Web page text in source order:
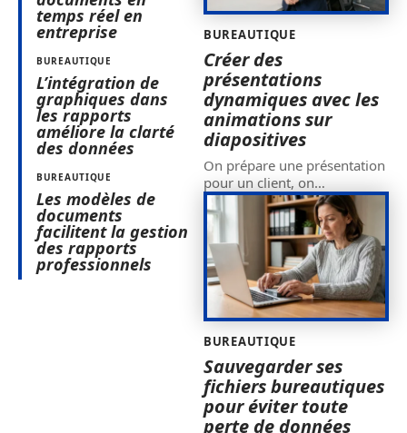
temps réel en
entreprise
BUREAUTIQUE
L’intégration de
graphiques dans
les rapports
améliore la clarté
des données
BUREAUTIQUE
Les modèles de
documents
facilitent la gestion
des rapports
professionnels
BUREAUTIQUE
Créer des
présentations
dynamiques avec les
animations sur
diapositives
On prépare une présentation
pour un client, on…
BUREAUTIQUE
Sauvegarder ses
fichiers bureautiques
pour éviter toute
perte de données